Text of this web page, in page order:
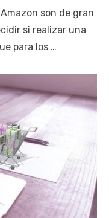
son de gran
si realizar una
para los …